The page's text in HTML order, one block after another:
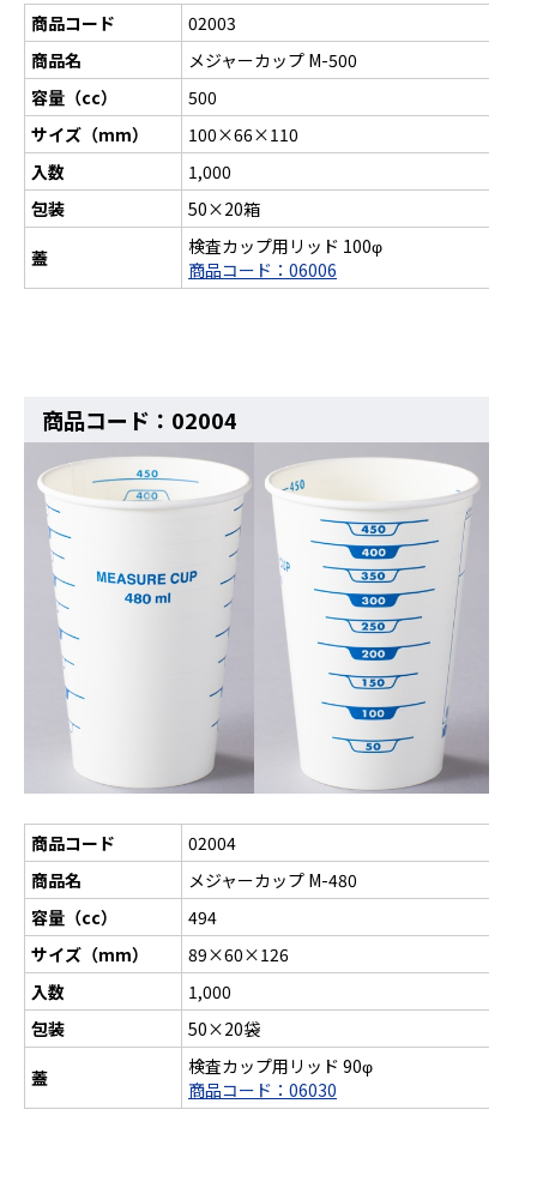
商品コード
02003
商品名
メジャーカップ M-500
容量（cc）
500
サイズ（mm）
100×66×110
入数
1,000
包装
50×20箱
蓋
検査カップ用リッド 100φ
商品コード：06006
商品コード：02004
商品コード
02004
商品名
メジャーカップ M-480
容量（cc）
494
サイズ（mm）
89×60×126
入数
1,000
包装
50×20袋
蓋
検査カップ用リッド 90φ
商品コード：06030